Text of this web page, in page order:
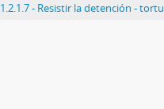
1.2.1.7 - Resistir la detención - tortura - interrogatorio